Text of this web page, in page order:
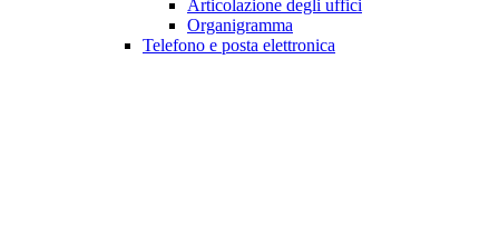
Articolazione degli uffici
Organigramma
Telefono e posta elettronica